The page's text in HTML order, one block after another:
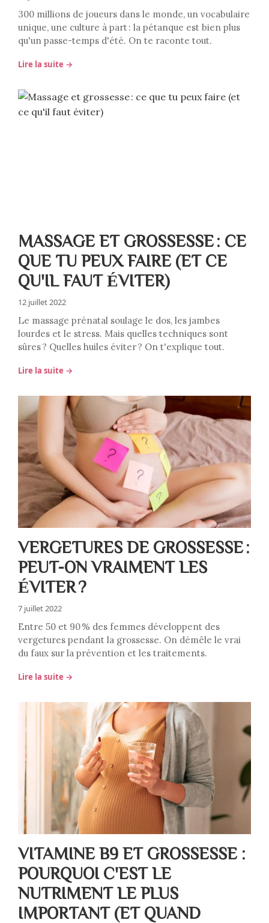
300 millions de joueurs dans le monde, un vocabulaire
unique, une culture à part : la pétanque est bien plus
qu'un passe-temps d'été. On te raconte tout.
Lire la suite →
MASSAGE ET GROSSESSE : CE
QUE TU PEUX FAIRE (ET CE
QU'IL FAUT ÉVITER)
12 juillet 2022
Le massage prénatal soulage le dos, les jambes
lourdes et le stress. Mais quelles techniques sont
sûres ? Quelles huiles éviter ? On t'explique tout.
Lire la suite →
VERGETURES DE GROSSESSE :
PEUT-ON VRAIMENT LES
ÉVITER ?
7 juillet 2022
Entre 50 et 90 % des femmes développent des
vergetures pendant la grossesse. On démêle le vrai
du faux sur la prévention et les traitements.
Lire la suite →
VITAMINE B9 ET GROSSESSE :
POURQUOI C'EST LE
NUTRIMENT LE PLUS
IMPORTANT (ET QUAND